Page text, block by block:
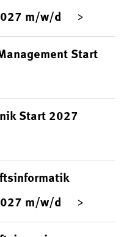
m/w/d
Start
Start 2027
m/w/d